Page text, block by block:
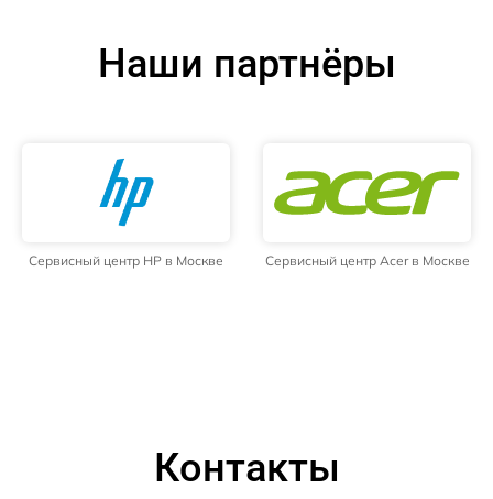
Наши партнёры
Сервисный центр HP в Москве Сервисный центр Acer в Москве
Контакты